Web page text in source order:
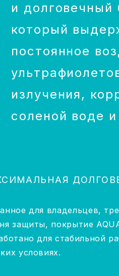
и долговечный
который
постоянное
излучения,
соленой воде
для владельцев,
защиты, покрытие
для стабильной
условиях.